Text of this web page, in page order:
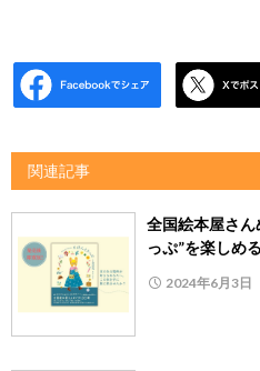
関連記事
全国絵本屋さ
っぷ”を楽しめ
2024年6月3日